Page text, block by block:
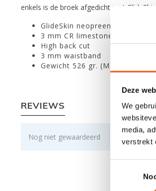
Deze
We
media,
verstrekt
enkels is de broek afgedicht met
GlideSkin neopreen enkel seals
3 mm CR limestone Neospan
High back cut
3 mm waistband
Gewicht 526 gr. (M)
REVIEWS
Nog niet gewaardeerd